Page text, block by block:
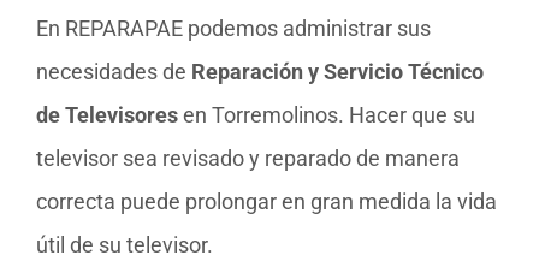
En REPARAPAE podemos administrar sus
necesidades de Reparación y Servicio Técnico
de Televisoresen Torremolinos. Hacer que su
televisor sea revisado y reparado de manera
correcta puede prolongar en gran medida la vida
útil de su televisor.